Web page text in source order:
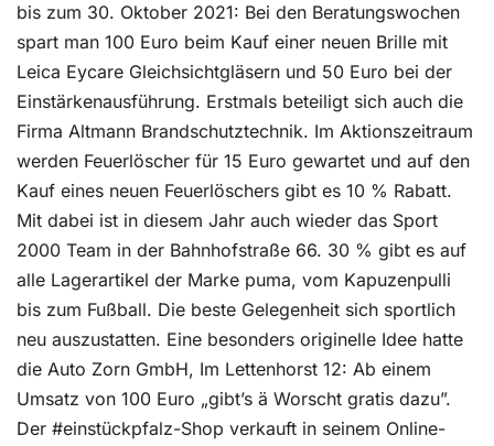
bis zum 30. Oktober 2021: Bei den Beratungswochen
spart man 100 Euro beim Kauf einer neuen Brille mit
Leica Eycare Gleichsichtgläsern und 50 Euro bei der
Einstärkenausführung. Erstmals beteiligt sich auch die
Firma Altmann Brandschutztechnik. Im Aktionszeitraum
werden Feuerlöscher für 15 Euro gewartet und auf den
Kauf eines neuen Feuerlöschers gibt es 10 % Rabatt.
Mit dabei ist in diesem Jahr auch wieder das Sport
2000 Team in der Bahnhofstraße 66. 30 % gibt es auf
alle Lagerartikel der Marke puma, vom Kapuzenpulli
bis zum Fußball. Die beste Gelegenheit sich sportlich
neu auszustatten. Eine besonders originelle Idee hatte
die Auto Zorn GmbH, Im Lettenhorst 12: Ab einem
Umsatz von 100 Euro „gibt’s ä Worscht gratis dazu”.
Der #einstückpfalz-Shop verkauft in seinem Online-